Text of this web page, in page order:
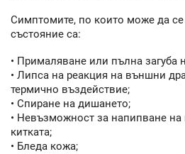
Симптомите, по които може да се
състояние са:
• Прималяване или пълна загуба
• Липса на реакция на външни
термично въздействие;
• Спиране на дишането;
• Невъзможност за напипване на
китката;
• Бледа кожа;